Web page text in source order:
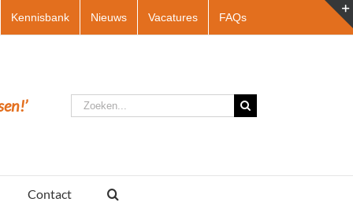
Kennisbank Nieuws Vacatures FAQs
Zoeken
naar:
Contact